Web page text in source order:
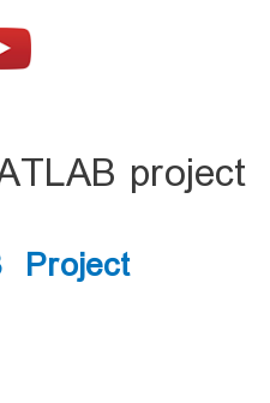
project
Project